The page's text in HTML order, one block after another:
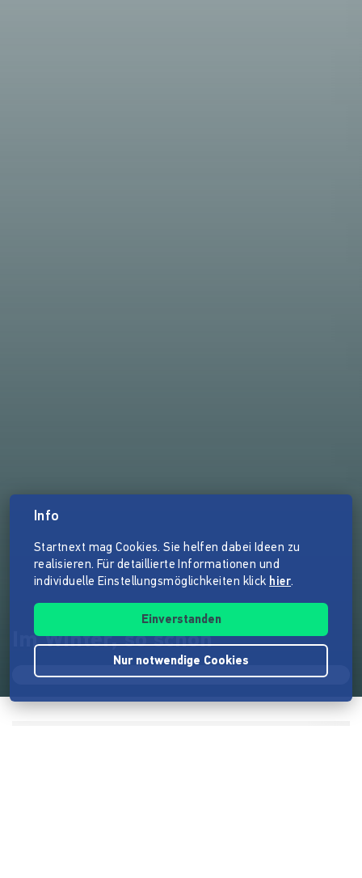
Im Winter, so schön
Info
Startnext mag Cookies. Sie helfen dabei Ideen zu
realisieren. Für detaillierte Informationen und
individuelle Einstellungsmöglichkeiten klick hier.
Einverstanden
Nur notwendige Cookies